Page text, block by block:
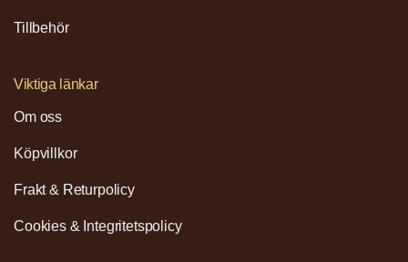
Tillbehör
Viktiga länkar
Om oss
Köpvillkor
Frakt & Returpolicy
Cookies & Integritetspolicy